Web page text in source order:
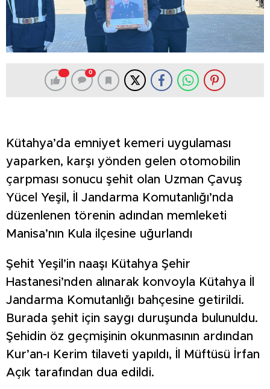
0
Kütahya’da emniyet kemeri uygulaması
yaparken, karşı yönden gelen otomobilin
çarpması sonucu şehit olan Uzman Çavuş
Yücel Yeşil, İl Jandarma Komutanlığı’nda
düzenlenen törenin adından memleketi
Manisa’nın Kula ilçesine uğurlandı
Şehit Yeşil’in naaşı Kütahya Şehir
Hastanesi’nden alınarak konvoyla Kütahya İl
Jandarma Komutanlığı bahçesine getirildi.
Burada şehit için saygı duruşunda bulunuldu.
Şehidin öz geçmişinin okunmasının ardından
Kur’an-ı Kerim tilaveti yapıldı, İl Müftüsü İrfan
Açık tarafından dua edildi.